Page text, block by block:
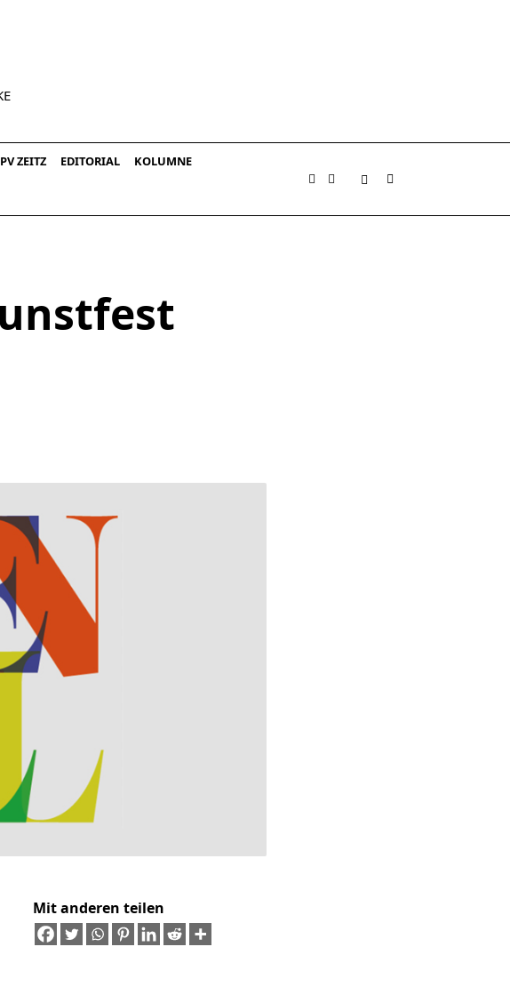
ZEITZ EDITORIAL KOLUMNE
Mit anderen teilen